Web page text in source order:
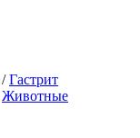
/Гастрит
Животные